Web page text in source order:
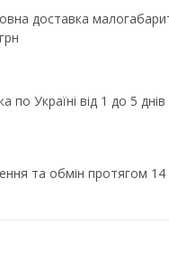
доставка
по Україні від 1 до 5 днів
та обмін протягом 14